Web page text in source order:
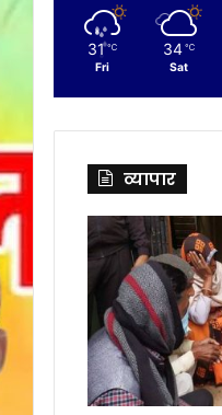
31 ℃
Fri
34 ℃
Sat
व्यापार